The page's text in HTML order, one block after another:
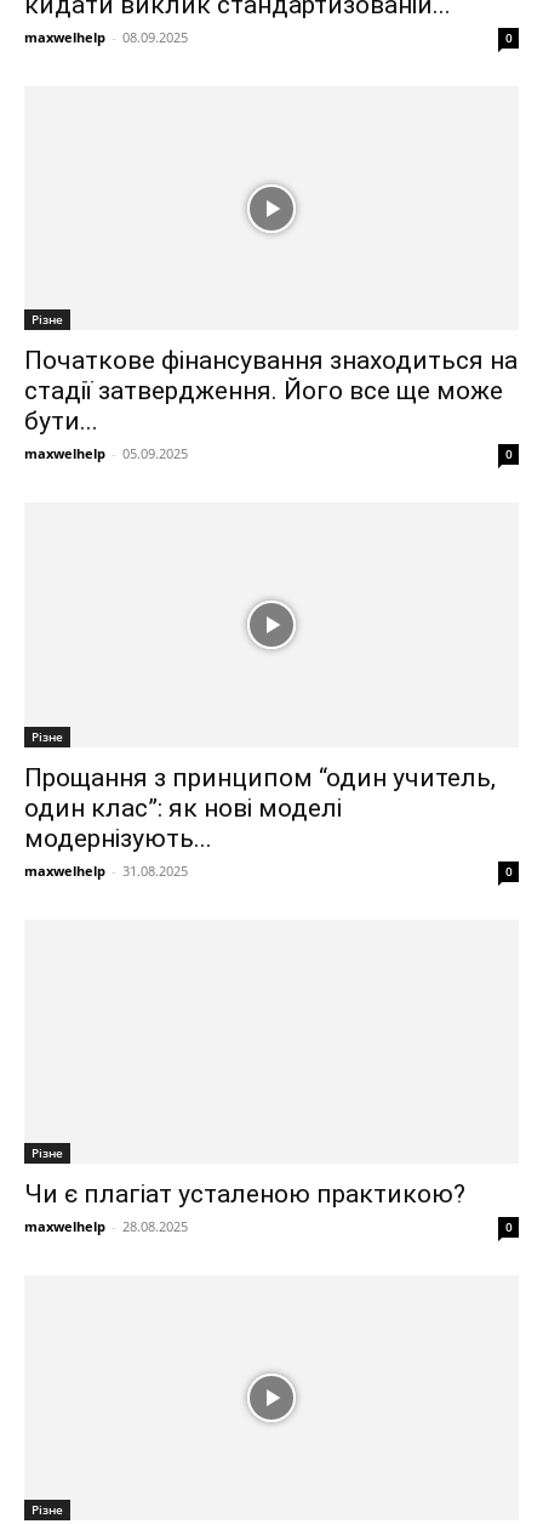
maxwelhelp - 08.09.2025 0
Різне
Початкове фінансування знаходиться на
стадії затвердження. Його все ще може
бути...
maxwelhelp - 05.09.2025 0
Різне
Прощання з принципом “один учитель,
один клас”: як нові моделі
модернізують...
maxwelhelp - 31.08.2025 0
Різне
Чи є плагіат усталеною практикою?
maxwelhelp - 28.08.2025 0
Різне